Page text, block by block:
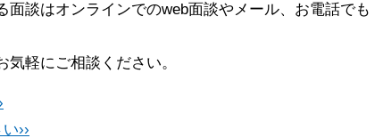
談はオンラインでのweb面談やメール、お電話でも
軽にご相談ください。
››